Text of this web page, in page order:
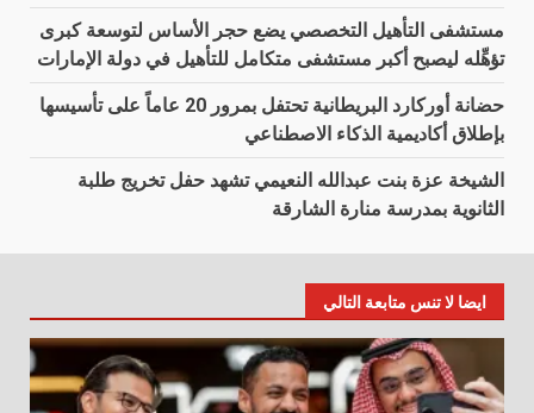
مستشفى التأهيل التخصصي يضع حجر الأساس لتوسعة كبرى
تؤهِّله ليصبح أكبر مستشفى متكامل للتأهيل في دولة الإمارات
حضانة أوركارد البريطانية تحتفل بمرور 20 عاماً على تأسيسها
بإطلاق أكاديمية الذكاء الاصطناعي
الشيخة عزة بنت عبدالله النعيمي تشهد حفل تخريج طلبة
الثانوية بمدرسة منارة الشارقة
ايضا لا تنس متابعة التالي